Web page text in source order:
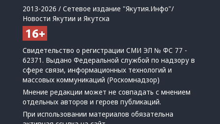
2013-2026 / Сетевое издание "Якутия.Инфо"/
Новости Якутии и Якутска
Свидетельство о регистрации СМИ ЭЛ № ФС 77 -
62371. Выдано Федеральной службой по надзору в
сфере связи, информационных технологий и
массовых коммуникаций (Роскомнадзор)
Мнение редакции может не совпадать с мнением
отдельных авторов и героев публикаций.
При использовании материалов обязательна